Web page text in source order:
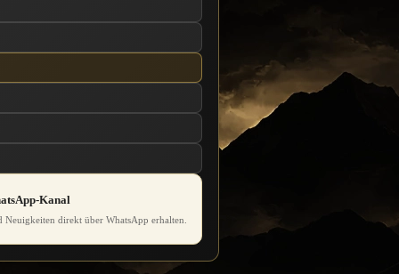
Kanal
Neuigkeiten direkt über WhatsApp erhalten.